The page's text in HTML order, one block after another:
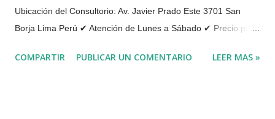
Ubicación del Consultorio: Av. Javier Prado Este 3701 San
Borja Lima Perú ✔ Atención de Lunes a Sábado ✔ Precio por
numero de sesiones de Orientación Vocacional Online Cada
COMPARTIR PUBLICAR UN COMENTARIO LEER MAS »